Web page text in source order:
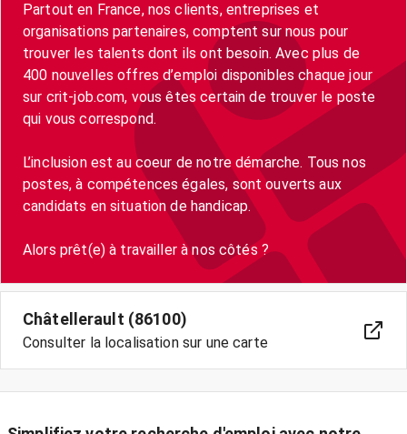
Partout en France, nos clients, entreprises et
organisations partenaires, comptent sur nous pour
trouver les talents dont ils ont besoin. Avec plus de
400 nouvelles offres d’emploi disponibles chaque jour
sur crit-job.com, vous êtes certain de trouver le poste
qui vous correspond.
L’inclusion est au coeur de notre démarche. Tous nos
postes, à compétences égales, sont ouverts aux
candidats en situation de handicap.
Alors prêt(e) à travailler à nos côtés ?
Châtellerault (86100)
Consulter la localisation sur une carte